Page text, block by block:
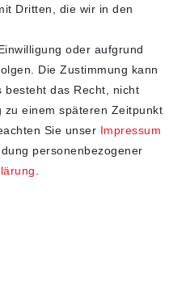
Dritten, die wir in den
oder aufgrund
Die Zustimmung kann
besteht das Recht, nicht
zu einem späteren Zeitpunkt
Sie unser Impressum
personenbezogener